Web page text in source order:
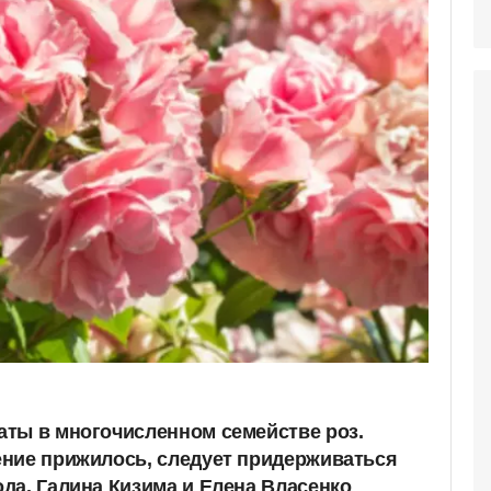
в многочисленном семействе роз.
прижилось, следует придерживаться
Галина Кизима и Елена Власенко